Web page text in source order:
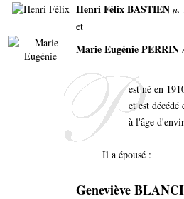
Henri Félix BASTIEN n.
et
Marie Eugénie PERRIN
est né en
et est décédé
à l'âge
Il a épousé :
Geneviève